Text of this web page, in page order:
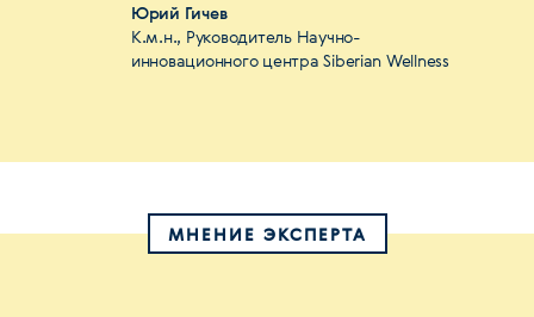
Юрий Гичев
К.м.н., Руководитель Научно-
инновационного центра Siberian Wellness
МНЕНИЕ ЭКСПЕРТА